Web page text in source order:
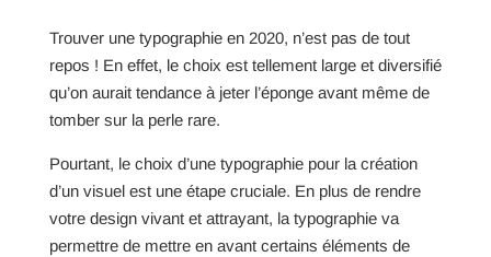
Trouver une typographie en 2020, n’est pas de tout
repos ! En effet, le choix est tellement large et diversifié
qu’on aurait tendance à jeter l’éponge avant même de
tomber sur la perle rare.
Pourtant, le choix d’une typographie pour la création
d’un visuel est une étape cruciale. En plus de rendre
votre design vivant et attrayant, la typographie va
permettre de mettre en avant certains éléments de